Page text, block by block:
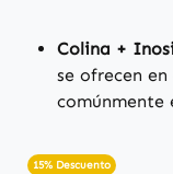
Colina +
se ofrecen
comúnmente
15% Descuento